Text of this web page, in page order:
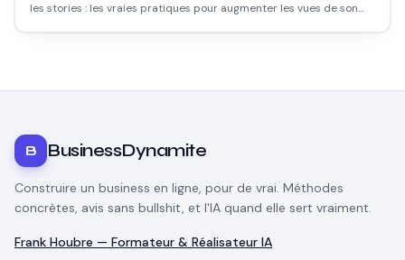
les stories : les vraies pratiques pour augmenter les vues de son
B BusinessDynamite
Construire un business en ligne, pour de vrai. Méthodes
concrètes, avis sans bullshit, et l'IA quand elle sert vraiment.
Frank Houbre — Formateur & Réalisateur IA